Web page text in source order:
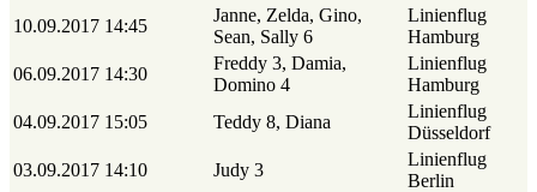
10.09.2017 14:45
Janne, Zelda, Gino,
Sean, Sally 6
Linienflug
Hamburg
06.09.2017 14:30
Freddy 3, Damia,
Domino 4
Linienflug
Hamburg
04.09.2017 15:05 Teddy 8, Diana
Linienflug
Düsseldorf
03.09.2017 14:10 Judy 3
Linienflug
Berlin